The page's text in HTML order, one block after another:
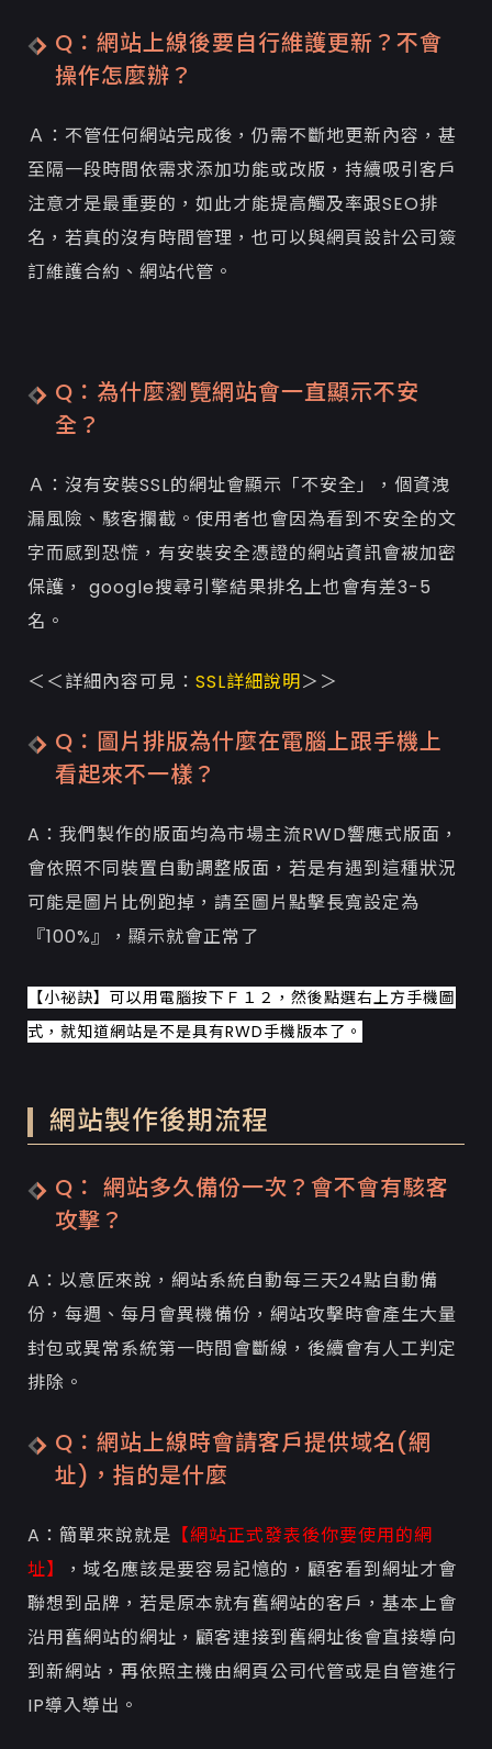
Q：網站上線後要自行維護更新？不會
操作怎麼辦？
Ａ：不管任何網站完成後，仍需不斷地更新內容，甚
至隔一段時間依需求添加功能或改版，持續吸引客戶
注意才是最重要的，如此才能提高觸及率跟SEO排
名，若真的沒有時間管理，也可以與網頁設計公司簽
訂維護合約、網站代管。
Q：為什麼瀏覽網站會一直顯示不安
全？
Ａ：沒有安裝SSL的網址會顯示「不安全」，個資洩
漏風險、駭客攔截。使用者也會因為看到不安全的文
字而感到恐慌，有安裝安全憑證的網站資訊會被加密
保護， google搜尋引擎結果排名上也會有差3-5
名。
＜＜詳細內容可見： SSL詳細說明＞＞
Q：圖片排版為什麼在電腦上跟手機上
看起來不一樣？
A：我們製作的版面均為市場主流RWD響應式版面，
會依照不同裝置自動調整版面，若是有遇到這種狀況
可能是圖片比例跑掉，請至圖片點擊長寬設定為
『100%』，顯示就會正常了
【小祕訣】可以用電腦按下Ｆ１２，然後點選右上方手機圖
式，就知道網站是不是具有RWD手機版本了。
網站製作後期流程
Q： 網站多久備份一次？會不會有駭客
攻擊？
A：以意匠來說，網站系統自動每三天24點自動備
份，每週、每月會異機備份，網站攻擊時會產生大量
封包或異常系統第一時間會斷線，後續會有人工判定
排除。
Q：網站上線時會請客戶提供域名(網
址)，指的是什麼
A：簡單來說就是 【網站正式發表後你要使用的網
址】
，域名應該是要容易記憶的，顧客看到網址才會
聯想到品牌，若是原本就有舊網站的客戶，基本上會
沿用舊網站的網址，顧客連接到舊網址後會直接導向
到新網站，再依照主機由網頁公司代管或是自管進行
IP導入導出。